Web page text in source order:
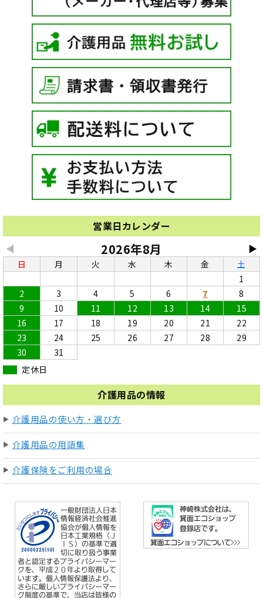
営業日カレンダー
◀ ▶
2026年8月
日 月 火 水 木 金
土
1
2
3 4 5 6 7
8
9
10 11 12 13 14
15
16
17 18 19 20 21
22
23
24 25 26 27 28
29
30
31
定休日
介護用品の情報
介護用品の使い方・選び方
介護用品の用語集
介護保険をご利用の場合